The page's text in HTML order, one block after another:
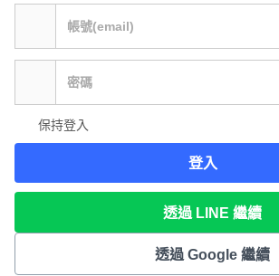
保持登入
登入
透過 LINE 繼續
透過 Google 繼續